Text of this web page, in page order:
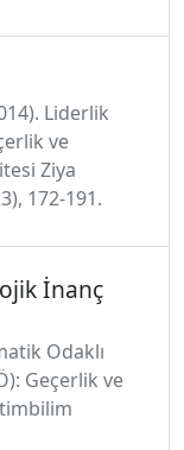
Liderlik
ve
Ziya
172-191.
İnanç
Odaklı
Geçerlik ve